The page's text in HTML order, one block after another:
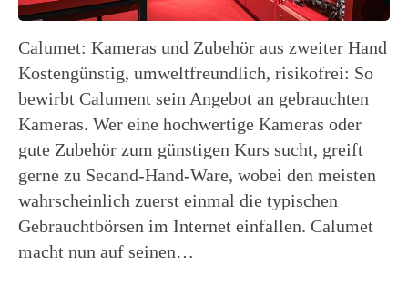
Calumet: Kameras und Zubehör aus zweiter Hand
Kostengünstig, umweltfreundlich, risikofrei: So
bewirbt Calument sein Angebot an gebrauchten
Kameras. Wer eine hochwertige Kameras oder
gute Zubehör zum günstigen Kurs sucht, greift
gerne zu Secand-Hand-Ware, wobei den meisten
wahrscheinlich zuerst einmal die typischen
Gebrauchtbörsen im Internet einfallen. Calumet
macht nun auf seinen…